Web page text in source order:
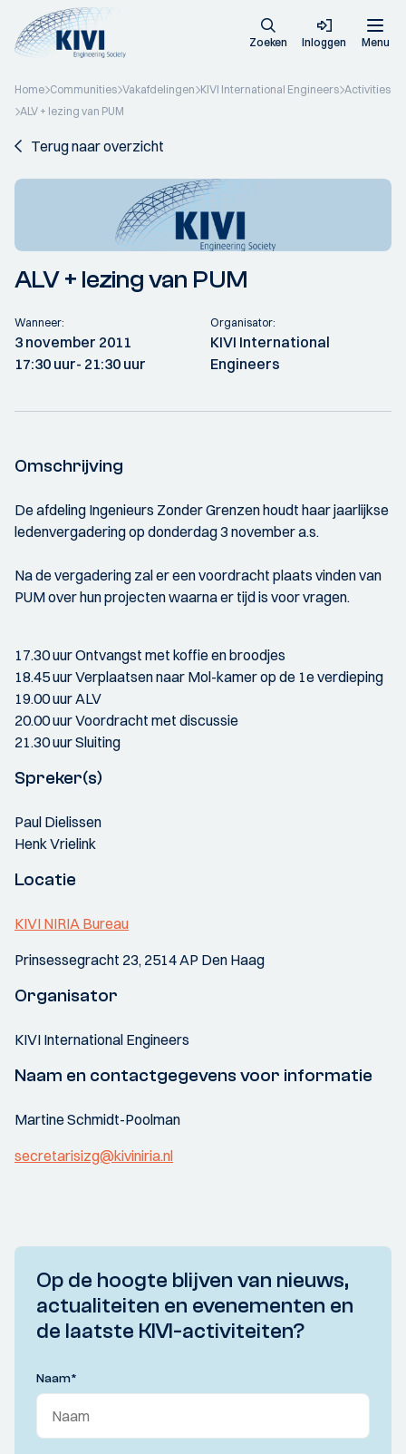
Zoeken Inloggen Menu
Home Communities Vakafdelingen KIVI International Engineers Activities
ALV + lezing van PUM
Terug naar overzicht
ALV + lezing van PUM
Wanneer:
3 november 2011
17:30 uur- 21:30 uur
Organisator:
KIVI International
Engineers
Omschrijving
De afdeling Ingenieurs Zonder Grenzen houdt haar jaarlijkse
ledenvergadering op donderdag 3 november a.s.
Na de vergadering zal er een voordracht plaats vinden van
PUM over hun projecten waarna er tijd is voor vragen.
17.30 uur Ontvangst met koffie en broodjes
18.45 uur Verplaatsen naar Mol-kamer op de 1e verdieping
19.00 uur ALV
20.00 uur Voordracht met discussie
21.30 uur Sluiting
Spreker(s)
Paul Dielissen
Henk Vrielink
Locatie
KIVI NIRIA Bureau
Prinsessegracht 23, 2514 AP Den Haag
Organisator
KIVI International Engineers
Naam en contactgegevens voor informatie
Martine Schmidt-Poolman
secretarisizg@kiviniria.nl
Op de hoogte blijven van nieuws,
actualiteiten en evenementen en
de laatste KIVI-activiteiten?
Naam*